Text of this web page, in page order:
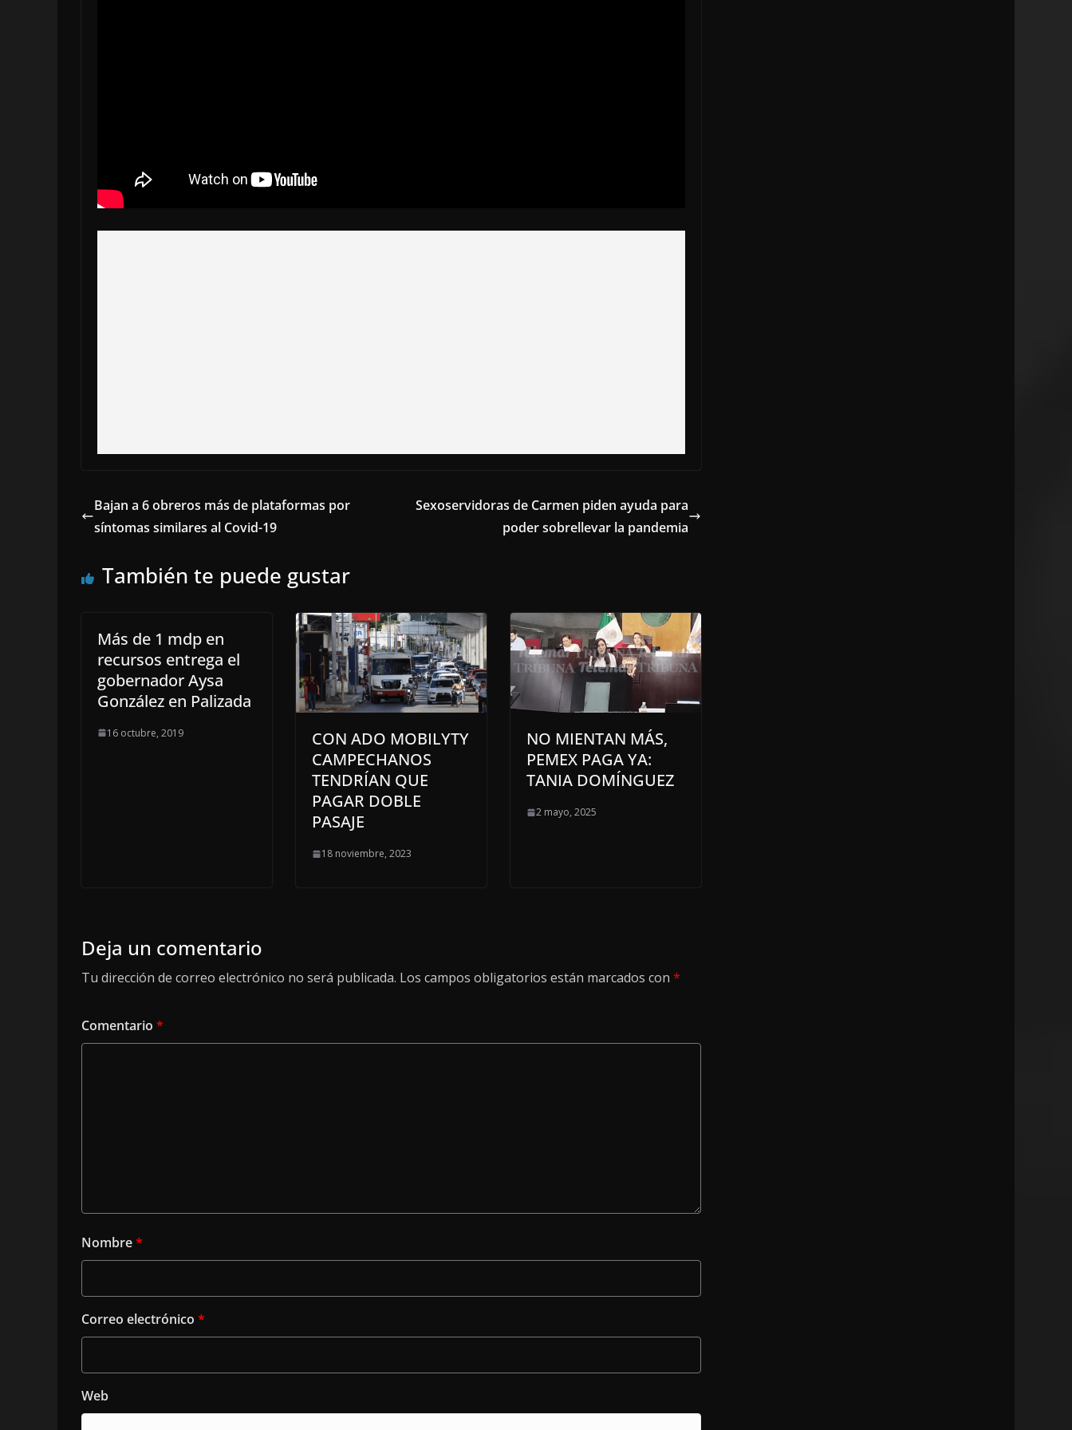
Bajan a 6 obreros más de plataformas por
síntomas similares al Covid-19
Sexoservidoras de Carmen piden ayuda para
poder sobrellevar la pandemia
También te puede gustar
Más de 1 mdp en
recursos entrega el
gobernador Aysa
González en Palizada
16 octubre, 2019
CON ADO MOBILYTY
CAMPECHANOS
TENDRÍAN QUE
PAGAR DOBLE
PASAJE
18 noviembre, 2023
NO MIENTAN MÁS,
PEMEX PAGA YA:
TANIA DOMÍNGUEZ
2 mayo, 2025
Deja un comentario
Tu dirección de correo electrónico no será publicada. Los campos obligatorios están marcados con *
Comentario *
Nombre*
Correo electrónico *
Web